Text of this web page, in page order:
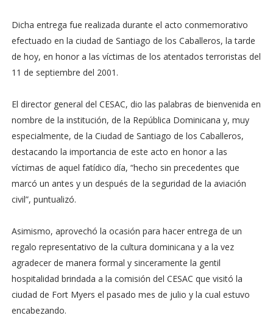
Dicha entrega fue realizada durante el acto conmemorativo
efectuado en la ciudad de Santiago de los Caballeros, la tarde
de hoy, en honor a las víctimas de los atentados terroristas del
11 de septiembre del 2001.
El director general del CESAC, dio las palabras de bienvenida en
nombre de la institución, de la República Dominicana y, muy
especialmente, de la Ciudad de Santiago de los Caballeros,
destacando la importancia de este acto en honor a las
víctimas de aquel fatídico día, “hecho sin precedentes que
marcó un antes y un después de la seguridad de la aviación
civil”, puntualizó.
Asimismo, aprovechó la ocasión para hacer entrega de un
regalo representativo de la cultura dominicana y a la vez
agradecer de manera formal y sinceramente la gentil
hospitalidad brindada a la comisión del CESAC que visitó la
ciudad de Fort Myers el pasado mes de julio y la cual estuvo
encabezando.